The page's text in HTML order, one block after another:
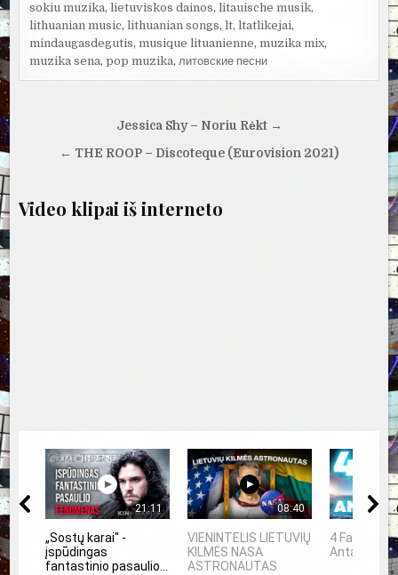
sokiu muzika,lietuviskos dainos,litauische musik,
lithuanian music,lithuanian songs,lt,ltatlikejai,
mindaugasdegutis,musique lituanienne,muzika mix,
muzika sena,pop muzika,литовские песни
Navigacija
tarp
Jessica Shy – Noriu Rėkt →
← THE ROOP – Discoteque (Eurovision 2021)
Video klipai iš interneto
21:11
„Sostų karai" -
įspūdingas
fantastinio pasaulio...
08:40
VIENINTELIS LIETUVIŲ
KILMĖS NASA
ASTRONAUTAS
4 Faktai
Antarktidą